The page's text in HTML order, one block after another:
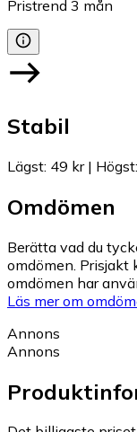
Pristrend 3 mån
Stabil
Lägst: 49 kr| Högst:
Omdömen
Berätta vad du
omdömen. Prisjakt
omdömen har
Läs mer om
Annons
Annons